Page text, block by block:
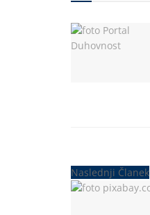
Naslednji Članek